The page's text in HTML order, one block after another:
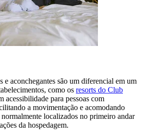
e aconchegantes são um diferencial em um
como os resorts do Club
acessibilidade para pessoas com
a movimentação e acomodando
localizados no primeiro andar
da hospedagem.